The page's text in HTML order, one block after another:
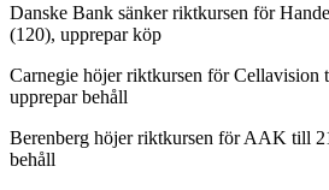
Danske Bank sänker riktkursen för
(120), upprepar köp
Carnegie höjer riktkursen för Cellavision
upprepar behåll
Berenberg höjer riktkursen för AAK till
behåll